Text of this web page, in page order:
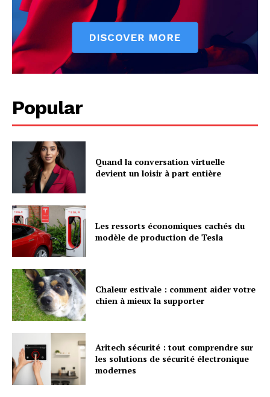
Popular
Quand la conversation virtuelle
devient un loisir à part entière
Les ressorts économiques cachés du
modèle de production de Tesla
Chaleur estivale : comment aider votre
chien à mieux la supporter
Aritech sécurité : tout comprendre sur
les solutions de sécurité électronique
modernes